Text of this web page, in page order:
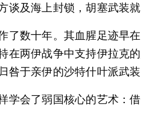
谈及海上封锁，胡塞武装
了数十年。其血腥足迹早
在两伊战争中支持伊拉克
咎于亲伊的沙特什叶派武装
学会了弱国核心的艺术：